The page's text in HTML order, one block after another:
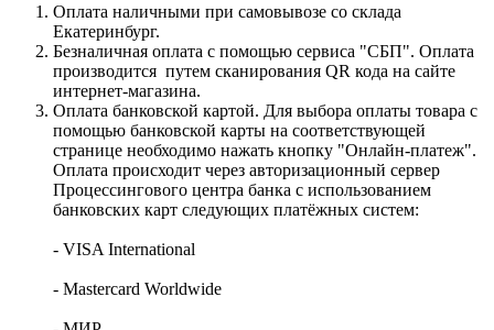
Оплата наличными при самовывозе со склада
Екатеринбург.
Безналичная оплата с помощью сервиса "СБП". Оплата
производится путем сканирования QR кода на сайте
интернет-магазина.
Оплата банковской картой. Для выбора оплаты товара с
помощью банковской карты на соответствующей
странице необходимо нажать кнопку "Онлайн-платеж".
Оплата происходит через авторизационный сервер
Процессингового центра банка с использованием
банковских карт следующих платёжных систем:
- VISA International
- Mastercard Worldwide